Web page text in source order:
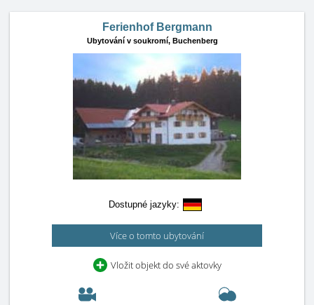
Ferienhof Bergmann
Ubytování v soukromí, Buchenberg
Dostupné jazyky:
Více o tomto ubytování
Vložit objekt do své aktovky